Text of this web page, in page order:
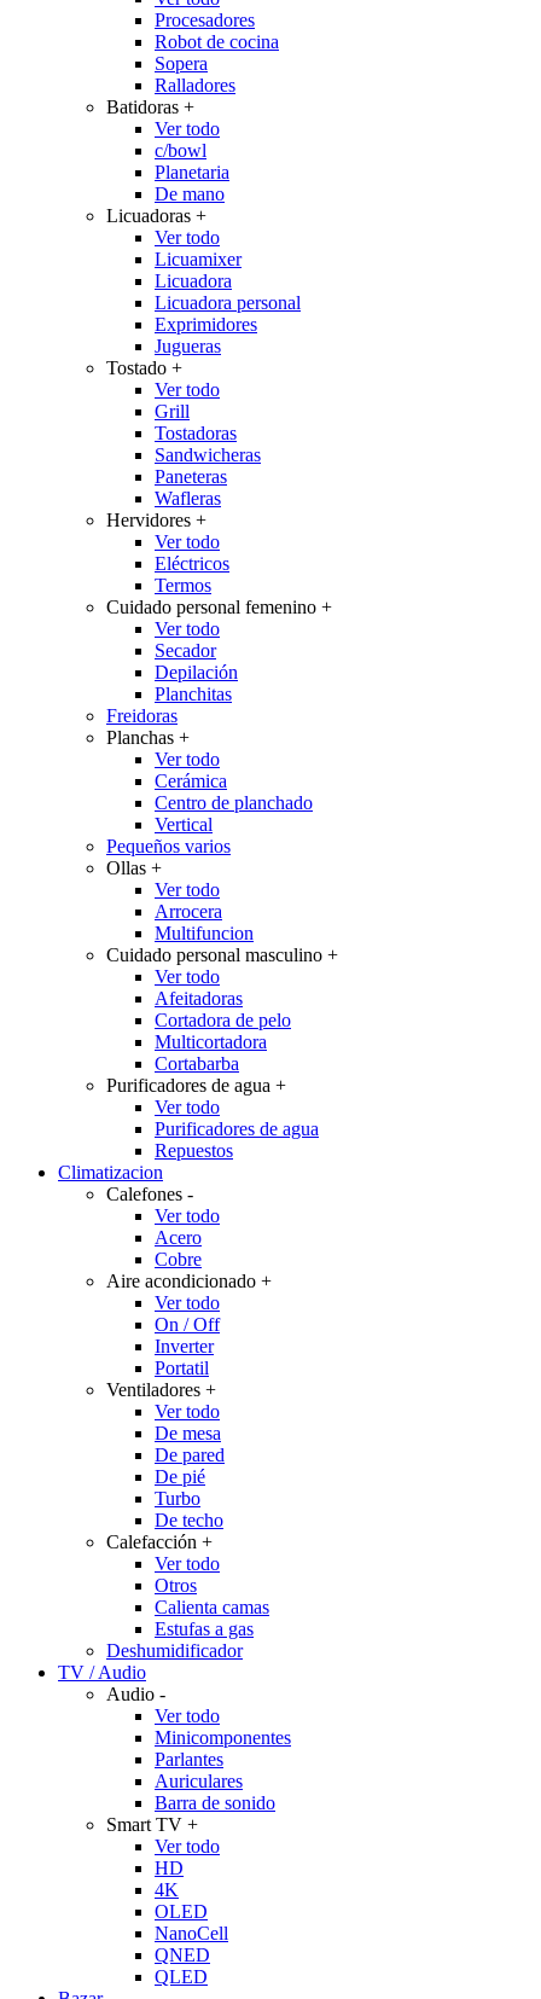
Procesadores
Robot de cocina
Sopera
Ralladores
Batidoras +
Ver todo
c/bowl
Planetaria
De mano
Licuadoras +
Ver todo
Licuamixer
Licuadora
Licuadora personal
Exprimidores
Jugueras
Tostado +
Ver todo
Grill
Tostadoras
Sandwicheras
Paneteras
Wafleras
Hervidores +
Ver todo
Eléctricos
Termos
Cuidado personal femenino +
Ver todo
Secador
Depilación
Planchitas
Freidoras
Planchas +
Ver todo
Cerámica
Centro de planchado
Vertical
Pequeños varios
Ollas +
Ver todo
Arrocera
Multifuncion
Cuidado personal masculino +
Ver todo
Afeitadoras
Cortadora de pelo
Multicortadora
Cortabarba
Purificadores de agua +
Ver todo
Purificadores de agua
Repuestos
Climatizacion
Calefones -
Ver todo
Acero
Cobre
Aire acondicionado +
Ver todo
On / Off
Inverter
Portatil
Ventiladores +
Ver todo
De mesa
De pared
De pié
Turbo
De techo
Calefacción +
Ver todo
Otros
Calienta camas
Estufas a gas
Deshumidificador
TV / Audio
Audio -
Ver todo
Minicomponentes
Parlantes
Auriculares
Barra de sonido
Smart TV +
Ver todo
HD
4K
OLED
NanoCell
QNED
QLED